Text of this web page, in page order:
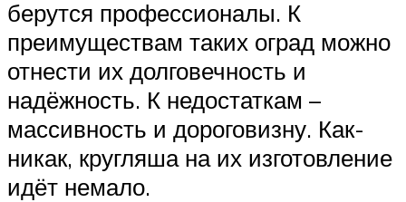
берутся профессионалы. К
преимуществам таких оград можно
отнести их долговечность и
надёжность. К недостаткам –
массивность и дороговизну. Как-
никак, кругляша на их изготовление
идёт немало.